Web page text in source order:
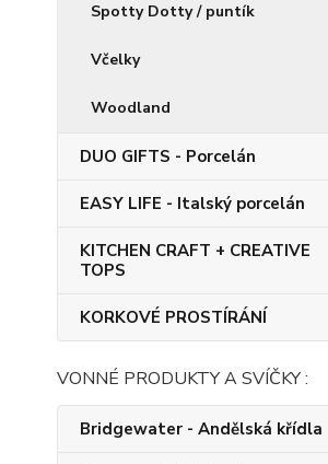
Spotty Dotty / puntík
Včelky
Woodland
DUO GIFTS - Porcelán
EASY LIFE - Italský porcelán
KITCHEN CRAFT + CREATIVE
TOPS
KORKOVÉ PROSTÍRÁNÍ
VONNÉ PRODUKTY A SVÍČKY :
Bridgewater - Andělská křídla